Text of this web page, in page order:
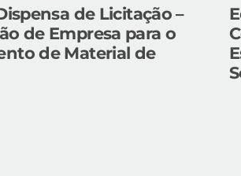
de Licitação –
de Empresa para o
de Material de